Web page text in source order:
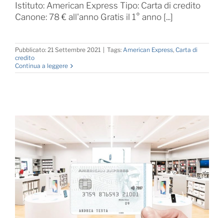
Istituto: American Express Tipo: Carta di credito
Canone: 78 € all'anno Gratis il 1° anno [...]
Pubblicato: 21 Settembre 2021 Tags: American Express, Carta di
credito
Continua a leggere